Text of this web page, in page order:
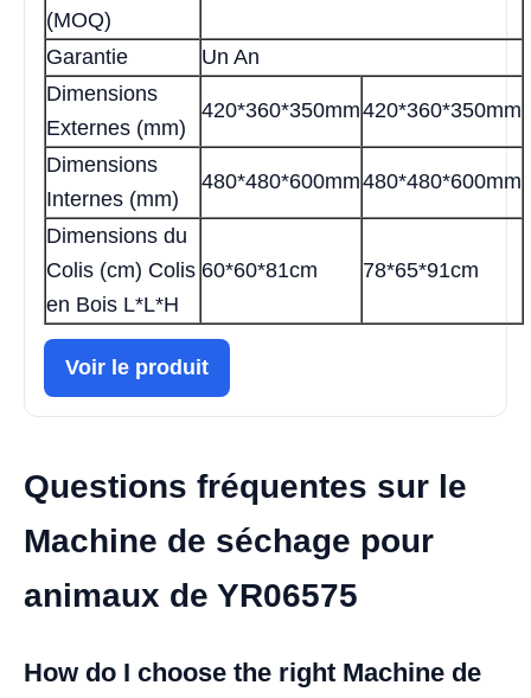
(MOQ)
Garantie
Un An
Dimensions
Externes (mm)
420*360*350mm420*360*350mm
Dimensions
Internes (mm)
480*480*600mm480*480*600mm
Dimensions du
Colis (cm) Colis
en Bois L*L*H
60*60*81cm 78*65*91cm
Voir le produit
Questions fréquentes sur le
Machine de séchage pour
animaux de YR06575
How do I choose the right Machine de